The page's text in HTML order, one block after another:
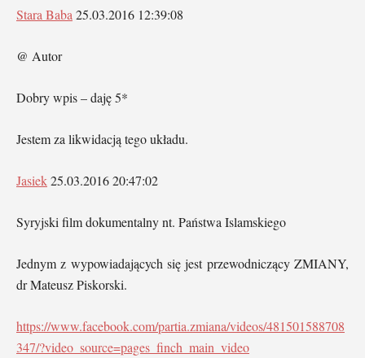
Stara Baba 25.03.2016 12:39:08
@ Autor
Dobry wpis – daję 5*
Jestem za likwidacją tego układu.
Jasiek25.03.2016 20:47:02
Syryjski film dokumentalny nt. Państwa Islamskiego
Jednym z wypowiadających się jest przewodniczący ZMIANY,
dr Mateusz Piskorski.
https://www.facebook.com/partia.zmiana/videos/481501588708
347/?video_source=pages_finch_main_video